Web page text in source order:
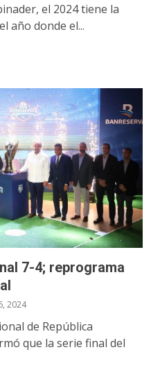
el 2024 tiene la
año donde el...
7-4; reprograma
2024
de República
que la serie final del